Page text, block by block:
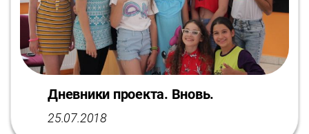
Дневники проекта. Вновь.
25.07.2018